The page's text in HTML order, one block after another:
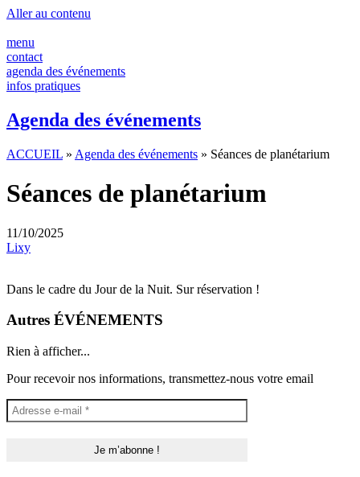
Panneau de gestion des cookies
Aller au contenu
menu
contact
agenda des événements
infos pratiques
Agenda des événements
ACCUEIL » Agenda des événements » Séances de planétarium
Séances de planétarium
11/10/2025
Lixy
Dans le cadre du Jour de la Nuit. Sur réservation !
Autres ÉVÉNEMENTS
Rien à afficher...
Pour recevoir nos informations, transmettez-nous votre email